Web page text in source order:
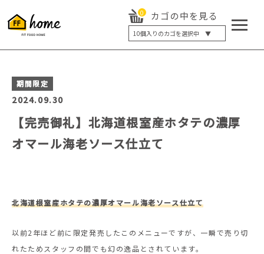
0 カゴの中を見る
10個入りのカゴを選択中 ▼
5個入り
期間限定
2024.09.30
【完売御礼】北海道根室産ホタテの濃厚
オマール海老ソース仕立て
北海道根室産ホタテの濃厚オマール海老ソース仕立て
以前2年ほど前に限定発売したこのメニューですが、一瞬で売り切
れたためスタッフの間でも幻の逸品とされています。